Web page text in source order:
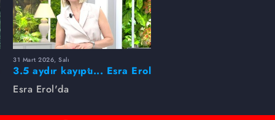
31 Mart 2026, Salı
3.5 aydır kayıptı... Esra Erol
buldu!
Esra Erol'da